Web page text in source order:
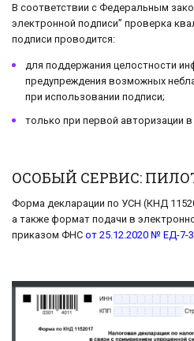
В соответствии с Федеральным
электронной подписи” проверка
подписи проводится:
для поддержания целостности
предупреждения возможных
при использовании подписи;
только при первой авторизации в
ОСОБЫЙ СЕРВИС:
Форма декларации по УСН (КНД
а также формат подачи в
приказом ФНС от 25.12.2020 № ЕД-7-